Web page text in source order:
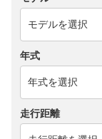
年式
走行距離